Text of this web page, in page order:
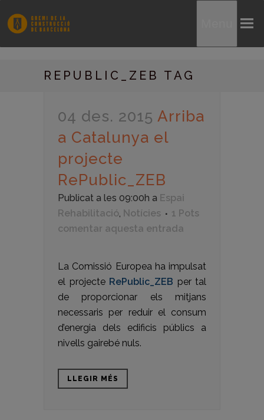
REPUBLIC_ZEB TAG
04 des. 2015 Arriba
a Catalunya el
projecte
RePublic_ZEB
Publicat a les 09:00h a Espai
Rehabilitació, Notícies
1 Pots
comentar aquesta entrada
La Comissió Europea ha impulsat
el projecte RePublic_ZEB per tal
de proporcionar els mitjans
necessaris per reduir el consum
d’energia dels edificis públics a
nivells gairebé nuls.
LLEGIR MÉS